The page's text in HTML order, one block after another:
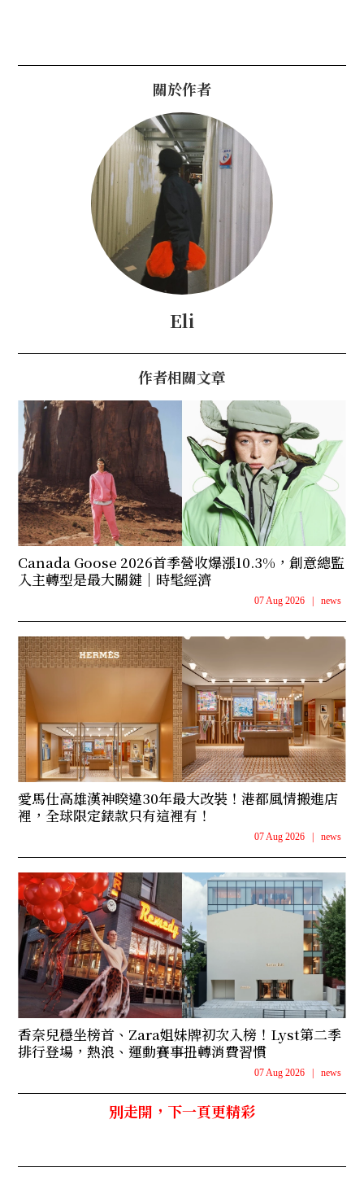
關於作者
Eli
作者相關文章
Canada Goose 2026首季營收爆漲10.3%，創意總監
入主轉型是最大關鍵｜時髦經濟
07 Aug 2026 news
愛馬仕高雄漢神睽違30年最大改裝！港都風情搬進店
裡，全球限定錶款只有這裡有！
07 Aug 2026 news
香奈兒穩坐榜首、Zara姐妹牌初次入榜！Lyst第二季
排行登場，熱浪、運動賽事扭轉消費習慣
07 Aug 2026 news
別走開，下一頁更精彩